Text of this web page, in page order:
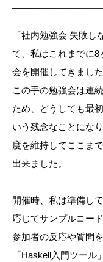
「社内勉強会 失敗
て、私はこれまでに8
会を開催してきました
この手の勉強会は連
ため、どうしても最
いう残念なことにな
度を維持してここま
出来ました。
開催時、私は準備し
応じてサンプルコー
参加者の反応や質問
「Haskell入門ツール」